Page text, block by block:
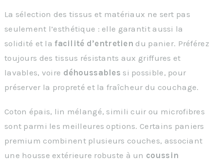
La sélection des tissus et matériaux ne sert pas
seulement l’esthétique : elle garantit aussi la
solidité et la facilité d’entretien du panier. Préférez
toujours des tissus résistants aux griffures et
lavables, voire déhoussables si possible, pour
préserver la propreté et la fraîcheur du couchage.
Coton épais, lin mélangé, simili cuir ou microfibres
sont parmi les meilleures options. Certains paniers
premium combinent plusieurs couches, associant
une housse extérieure robuste à un coussin